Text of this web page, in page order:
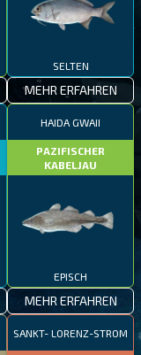
SELTEN
MEHR ERFAHREN
HAIDA GWAII
PAZIFISCHER
KABELJAU
EPISCH
MEHR ERFAHREN
SANKT- LORENZ-STROM